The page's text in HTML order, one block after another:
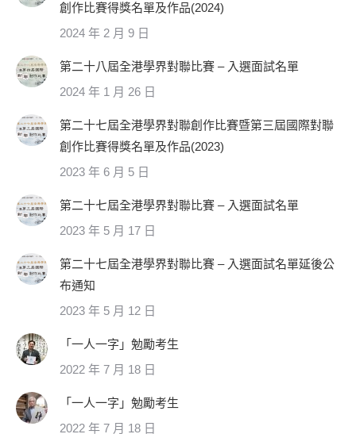
創作比賽得獎名單及作品(2024)
2024 年 2 月 9 日
第二十八屆全港學界對聯比賽 – 入選面試名單
2024 年 1 月 26 日
第二十七屆全港學界對聯創作比賽暨第三屆國際對聯
創作比賽得獎名單及作品(2023)
2023 年 6 月 5 日
第二十七屆全港學界對聯比賽 – 入選面試名單
2023 年 5 月 17 日
第二十七屆全港學界對聯比賽 – 入選面試名單延後公
布通知
2023 年 5 月 12 日
「一人一字」勉勵考生
2022 年 7 月 18 日
「一人一字」勉勵考生
2022 年 7 月 18 日